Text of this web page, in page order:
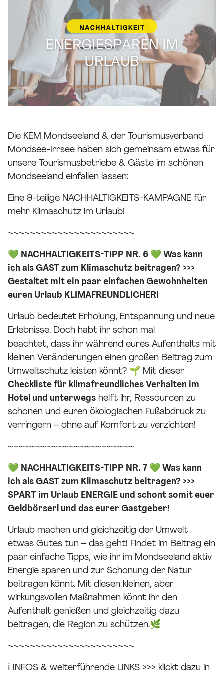
Die KEM Mondseeland & der Tourismusverband
Mondsee-Irrsee haben sich gemeinsam etwas für
unsere Tourismusbetriebe & Gäste im schönen
Mondseeland einfallen lassen:
Eine 9-teilige NACHHALTIGKEITS-KAMPAGNE für
mehr Klimaschutz im Urlaub!
~~~~~~~~~~~~~~~~~~~~~~~
💚 NACHHALTIGKEITS-TIPP NR. 6 💚 Was kann
ich als GAST zum Klimaschutz beitragen? >>>
Gestaltet mit ein paar einfachen Gewohnheiten
euren Urlaub KLIMAFREUNDLICHER!
Urlaub bedeutet Erholung, Entspannung und neue
Erlebnisse. Doch habt ihr schon mal
beachtet, dass ihr während eures Aufenthalts mit
kleinen Veränderungen einen großen Beitrag zum
Umweltschutz leisten könnt? 🌱 Mit dieser
Checkliste für klimafreundliches Verhalten im
Hotel und unterwegs helft ihr, Ressourcen zu
schonen und euren ökologischen Fußabdruck zu
verringern – ohne auf Komfort zu verzichten!
~~~~~~~~~~~~~~~~~~~~~~~
💚 NACHHALTIGKEITS-TIPP NR. 7 💚 Was kann
ich als GAST zum Klimaschutz beitragen? >>>
SPART im Urlaub ENERGIE und schont somit euer
Geldbörserl und das eurer Gastgeber!
Urlaub machen und gleichzeitig der Umwelt
etwas Gutes tun – das geht! Findet im Beitrag ein
paar einfache Tipps, wie ihr im Mondseeland aktiv
Energie sparen und zur Schonung der Natur
beitragen könnt. Mit diesen kleinen, aber
wirkungsvollen Maßnahmen könnt ihr den
Aufenthalt genießen und gleichzeitig dazu
beitragen, die Region zu schützen.🌿
~~~~~~~~~~~~~~~~~~~~~~~
ℹ INFOS & weiterführende LINKS >>> klickt dazu in